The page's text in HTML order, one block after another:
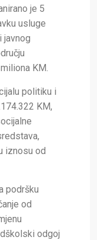
je 5
usluge
javnog
KM.
politiku i
KM,
iznosu od
podršku
od
odgoj